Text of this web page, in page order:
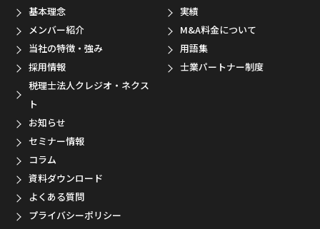
基本理念
メンバー紹介
当社の特徴・強み
採用情報
税理士法人クレジオ・ネクス
ト
実績
M&A料金について
用語集
士業パートナー制度
お知らせ
セミナー情報
コラム
資料ダウンロード
よくある質問
プライバシーポリシー